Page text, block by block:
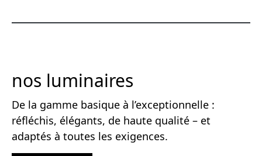
nos luminaires
De la gamme basique à l’exceptionnelle :
réfléchis, élégants, de haute qualité – et
adaptés à toutes les exigences.